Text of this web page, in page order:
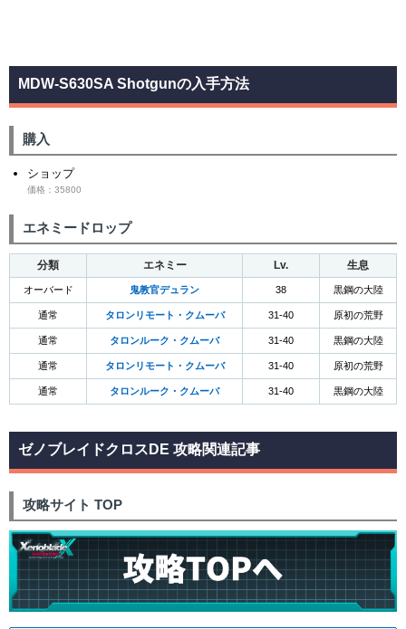
MDW-S630SA Shotgunの入手方法
購入
ショップ
価格：35800
エネミードロップ
分類 エネミー Lv. 生息
オーバード 鬼教官デュラン 38 黒鋼の大陸
通常 タロンリモート・クムーバ 31-40 原初の荒野
通常 タロンルーク・クムーバ 31-40 黒鋼の大陸
通常 タロンリモート・クムーバ 31-40 原初の荒野
通常 タロンルーク・クムーバ 31-40 黒鋼の大陸
ゼノブレイドクロスDE 攻略関連記事
攻略サイト TOP